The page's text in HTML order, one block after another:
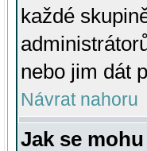
každé
nebo jim dát
Návrat nahoru
Jak se